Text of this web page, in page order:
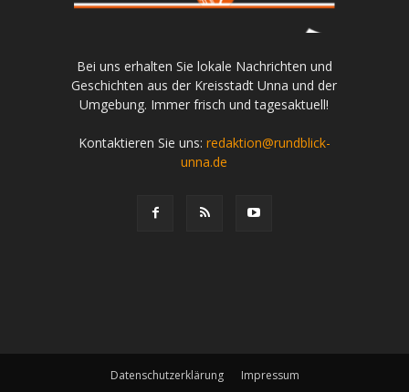
Bei uns erhalten Sie lokale Nachrichten und
Geschichten aus der Kreisstadt Unna und der
Umgebung. Immer frisch und tagesaktuell!
Kontaktieren Sie uns: redaktion@rundblick-
unna.de
Datenschutzerklärung Impressum